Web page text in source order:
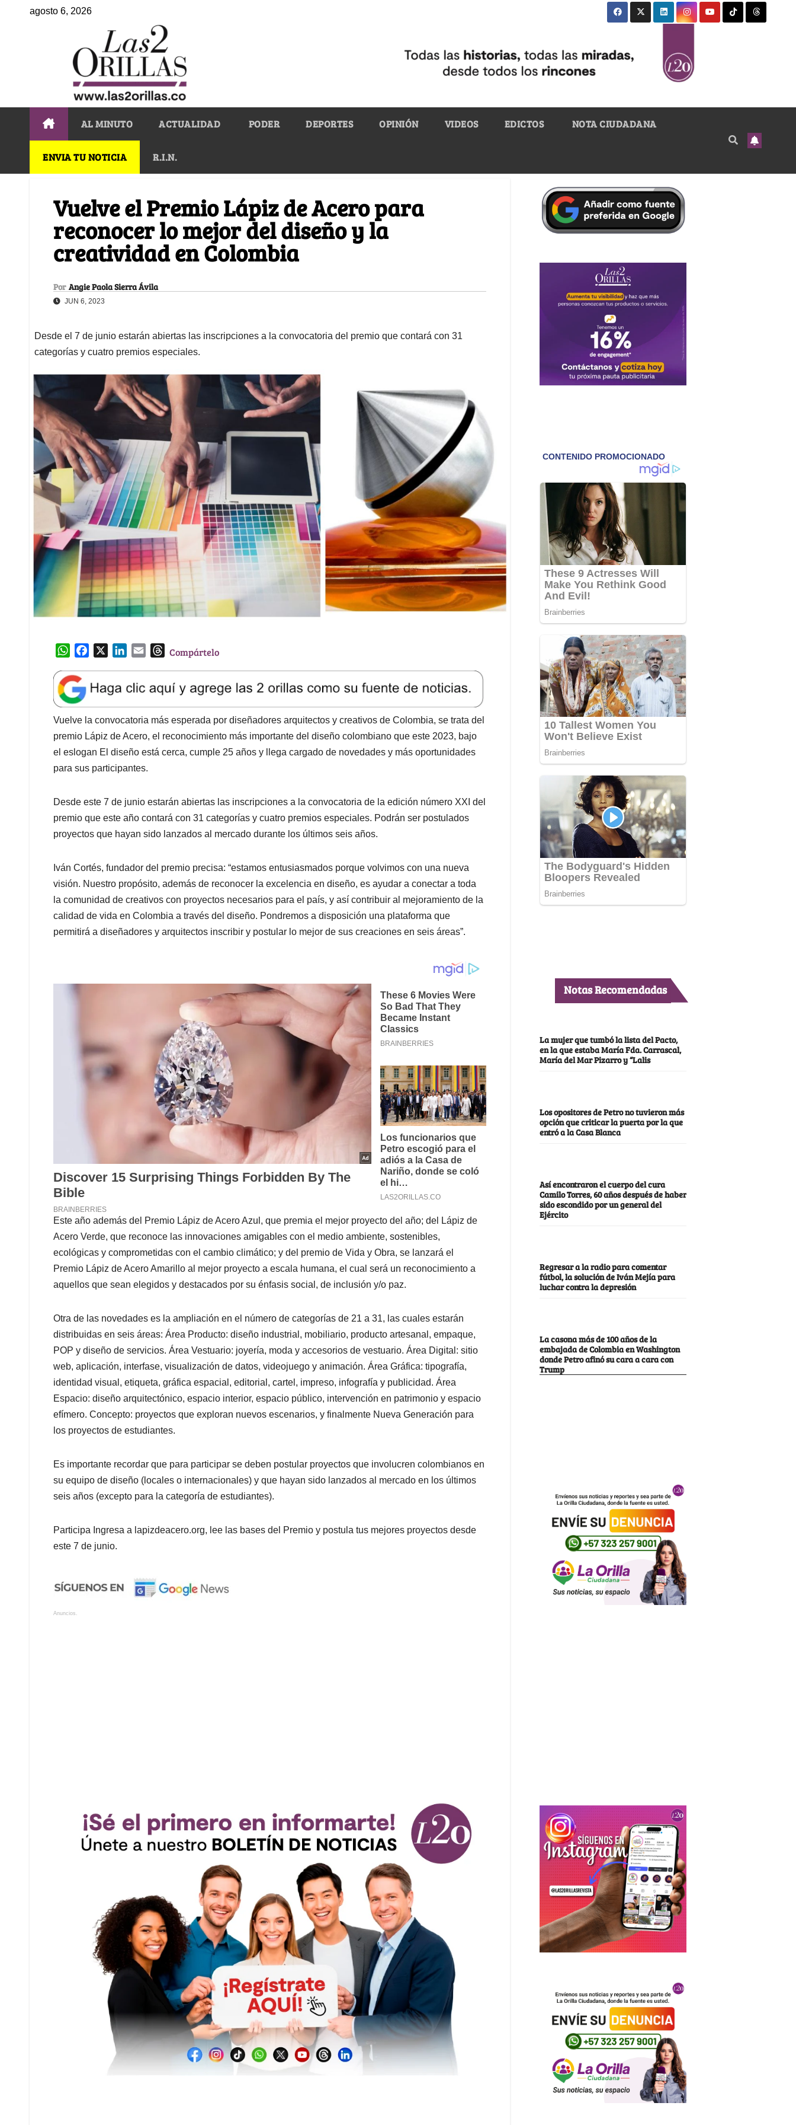
agosto 6, 2026
AL MINUTO ACTUALIDAD PODER DEPORTES OPINIÓN VIDEOS EDICTOS NOTA CIUDADANA
ENVIA TU NOTICIA R.I.N.
Vuelve el Premio Lápiz de Acero para
reconocer lo mejor del diseño y la
creatividad en Colombia
Por Angie Paola Sierra Ávila
JUN 6, 2023
Desde el 7 de junio estarán abiertas las inscripciones a la convocatoria del premio que contará con 31
categorías y cuatro premios especiales.
W
a
t
s
A
p
p
e
b
o
o
k
k
e
d
I
n
l
T
e
a
d
s
Compártelo
Vuelve la convocatoria más esperada por diseñadores arquitectos y creativos de Colombia, se trata del
premio Lápiz de Acero, el reconocimiento más importante del diseño colombiano que este 2023, bajo
el eslogan El diseño está cerca, cumple 25 años y llega cargado de novedades y más oportunidades
para sus participantes.
Desde este 7 de junio estarán abiertas las inscripciones a la convocatoria de la edición número XXI del
premio que este año contará con 31 categorías y cuatro premios especiales. Podrán ser postulados
proyectos que hayan sido lanzados al mercado durante los últimos seis años.
Iván Cortés, fundador del premio precisa: “estamos entusiasmados porque volvimos con una nueva
visión. Nuestro propósito, además de reconocer la excelencia en diseño, es ayudar a conectar a toda
la comunidad de creativos con proyectos necesarios para el país, y así contribuir al mejoramiento de la
calidad de vida en Colombia a través del diseño. Pondremos a disposición una plataforma que
permitirá a diseñadores y arquitectos inscribir y postular lo mejor de sus creaciones en seis áreas”.
Este año además del Premio Lápiz de Acero Azul, que premia el mejor proyecto del año; del Lápiz de
Acero Verde, que reconoce las innovaciones amigables con el medio ambiente, sostenibles,
ecológicas y comprometidas con el cambio climático; y del premio de Vida y Obra, se lanzará el
Premio Lápiz de Acero Amarillo al mejor proyecto a escala humana, el cual será un reconocimiento a
aquellos que sean elegidos y destacados por su énfasis social, de inclusión y/o paz.
Otra de las novedades es la ampliación en el número de categorías de 21 a 31, las cuales estarán
distribuidas en seis áreas: Área Producto: diseño industrial, mobiliario, producto artesanal, empaque,
POP y diseño de servicios. Área Vestuario: joyería, moda y accesorios de vestuario. Área Digital: sitio
web, aplicación, interfase, visualización de datos, videojuego y animación. Área Gráfica: tipografía,
identidad visual, etiqueta, gráfica espacial, editorial, cartel, impreso, infografía y publicidad. Área
Espacio: diseño arquitectónico, espacio interior, espacio público, intervención en patrimonio y espacio
efímero. Concepto: proyectos que exploran nuevos escenarios, y finalmente Nueva Generación para
los proyectos de estudiantes.
Es importante recordar que para participar se deben postular proyectos que involucren colombianos en
su equipo de diseño (locales o internacionales) y que hayan sido lanzados al mercado en los últimos
seis años (excepto para la categoría de estudiantes).
Participa Ingresa a lapizdeacero.org, lee las bases del Premio y postula tus mejores proyectos desde
este 7 de junio.
Anuncios.
Notas Recomendadas
La mujer que tumbó la lista del Pacto,
en la que estaba María Fda. Carrascal,
María del Mar Pizarro y “Lalis
Los opositores de Petro no tuvieron más
opción que criticar la puerta por la que
entró a la Casa Blanca
Así encontraron el cuerpo del cura
Camilo Torres, 60 años después de haber
sido escondido por un general del
Ejército
Regresar a la radio para comentar
fútbol, la solución de Iván Mejía para
luchar contra la depresión
La casona más de 100 años de la
embajada de Colombia en Washington
donde Petro afinó su cara a cara con
Trump